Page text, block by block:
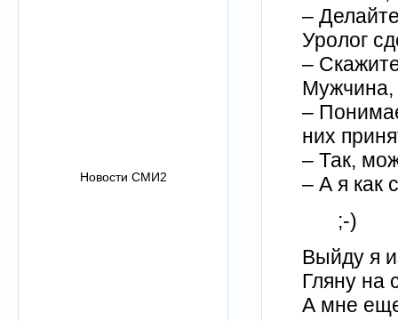
Новости СМИ2
–
Уролог
–
Мужчина,
–
них
– Так,
– А я как
;-)
Выйду я
Гляну на
А мне